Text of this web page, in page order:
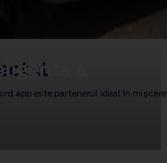
a
app este partenerul ideal în mișcare